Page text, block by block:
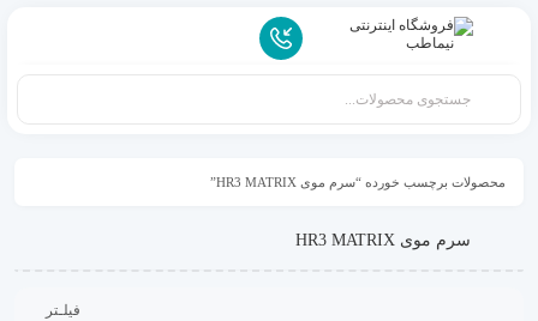
محصولات برچسب خورده “سرم موی HR3 MATRIX”
سرم موی HR3 MATRIX
فیلـتر